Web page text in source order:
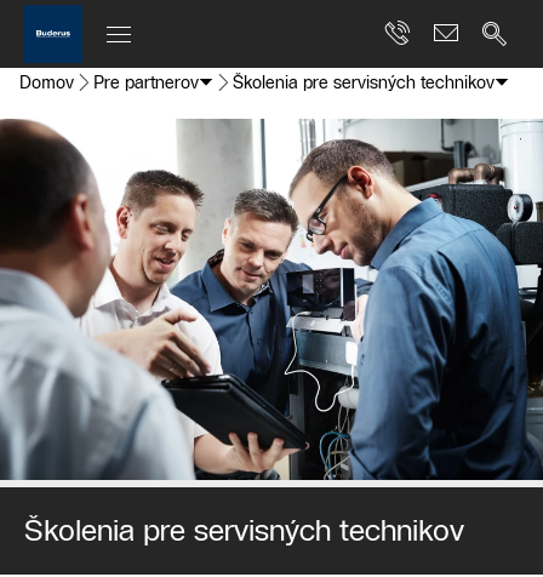
Domov Pre partnerov Školenia pre servisných technikov
Školenia pre servisných technikov